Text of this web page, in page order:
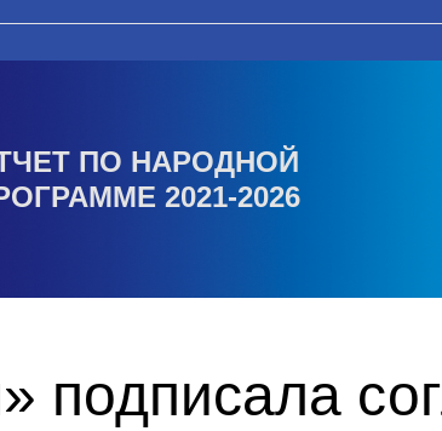
ПО НАРОДНОЙ
2021-2026
подписала